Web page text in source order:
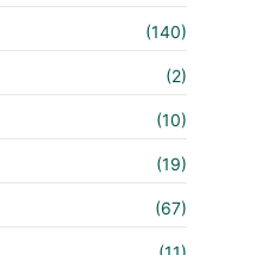
(140)
(2)
(10)
(19)
(67)